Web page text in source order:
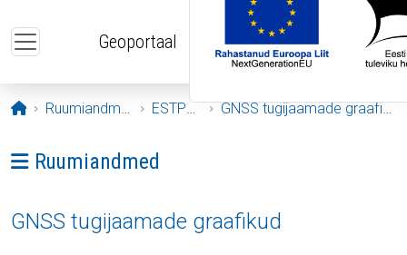
Geoportaal
Avaleht
Ruumiandmed ESTPOS GNSS tugijaamade graafikud
Ava menüü: Ruumiandmed
Ruumiandmed
GNSS tugijaamade graafikud